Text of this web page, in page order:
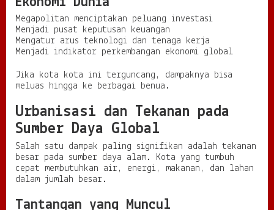
Megapolitan menciptakan peluang investasi
Menjadi pusat keputusan keuangan
Mengatur arus teknologi dan tenaga kerja
Menjadi indikator perkembangan ekonomi global
Jika kota kota ini terguncang, dampaknya bisa
meluas hingga ke berbagai benua.
Urbanisasi dan Tekanan pada
Sumber Daya Global
Salah satu dampak paling signifikan adalah tekanan
besar pada sumber daya alam. Kota yang tumbuh
cepat membutuhkan air, energi, makanan, dan lahan
dalam jumlah besar.
Tantangan yang Muncul